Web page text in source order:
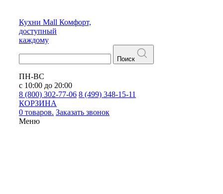
Кухни Mall Комфорт,
доступный
каждому
Поиск
ПН-ВС
с 10:00 до 20:00
8 (800) 302-77-06 8 (499) 348-15-11
КОРЗИНА
0 товаров. Заказать звонок
Меню